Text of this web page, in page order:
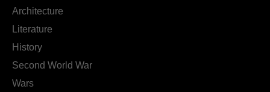
Architecture
Literature
History
Second World War
Wars